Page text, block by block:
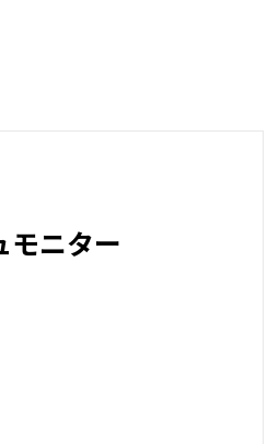
モニター